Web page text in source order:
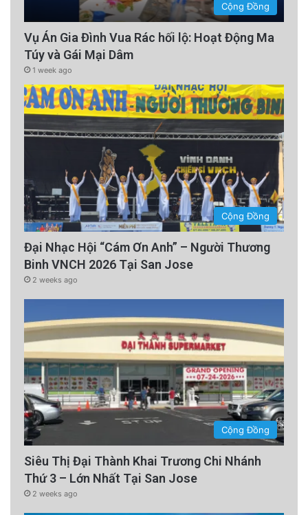
Cộng Đồng
Vụ Án Gia Đình Vua Rác hối lộ: Hoạt Động Ma
Túy và Gái Mại Dâm
1 week ago
Cộng Đồng
Đại Nhạc Hội “Cám Ơn Anh” – Người Thương
Binh VNCH 2026 Tại San Jose
2 weeks ago
Cộng Đồng
Siêu Thị Đại Thành Khai Trương Chi Nhánh
Thứ 3 – Lớn Nhất Tại San Jose
2 weeks ago